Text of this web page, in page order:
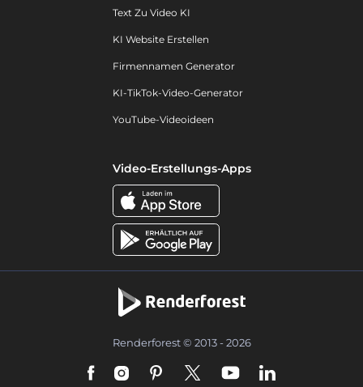
Text Zu Video KI
KI Website Erstellen
Firmennamen Generator
KI-TikTok-Video-Generator
YouTube-Videoideen
Video-Erstellungs-Apps
Renderforest © 2013 - 2026